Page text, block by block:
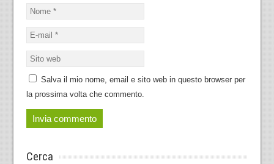
Salva il mio nome, email e sito web in questo browser per
la prossima volta che commento.
Cerca